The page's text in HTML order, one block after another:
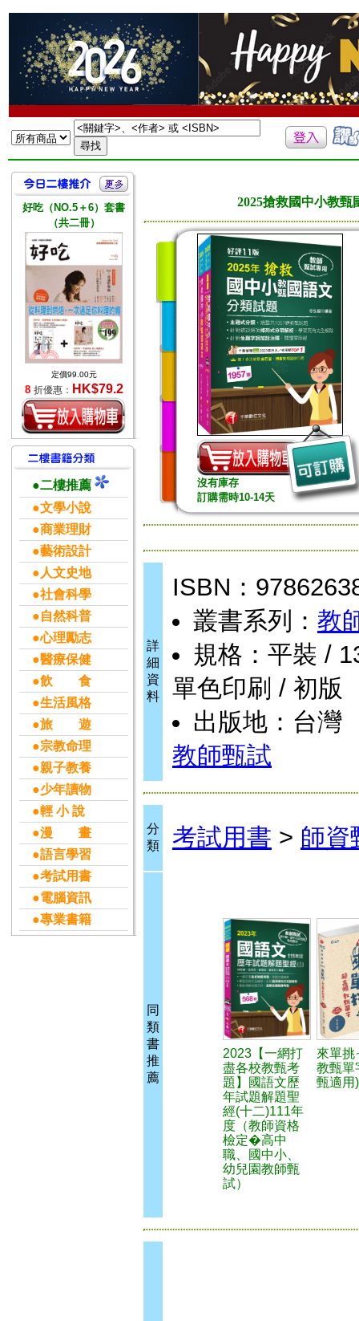
好吃（NO.5＋6）套書
（共二冊）
定價99.00元
8 折優惠： HK$79.2
●二樓推薦
●文學小說
●商業理財
●藝術設計
●人文史地
●社會科學
●自然科普
●心理勵志
●醫療保健
●飲 食
●生活風格
●旅 遊
●宗教命理
●親子教養
●少年讀物
●輕 小 說
●漫 畫
●語言學習
●考試用書
●電腦資訊
●專業書籍
2025搶救國中小教
沒有庫存
訂購需時10-14天
詳
細
資
料
ISBN：
叢書系列： 教
規格：平裝 /
單色印刷 / 初版
出版地：台灣
教師甄試
分
類
考試用書 > 師資
同
類
書
推
薦
2023【一網打
盡各校教甄考
題】國語文歷
年試題解題聖
經(十二)111年
度（教師資格
檢定�高中
職、國中小、
幼兒園教師甄
試）
來單
教甄單
甄適用)